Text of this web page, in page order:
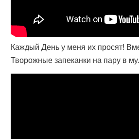
Каждый День у меня их просят!
Творожные запеканки на пару в